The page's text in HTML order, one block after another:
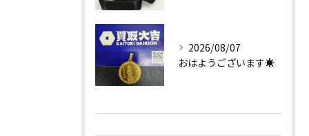
2026/08/07
おはようございます☀